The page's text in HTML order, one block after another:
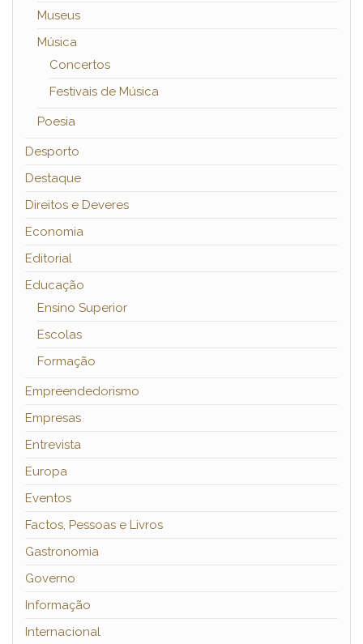
Museus
Música
Concertos
Festivais de Música
Poesia
Desporto
Destaque
Direitos e Deveres
Economia
Editorial
Educação
Ensino Superior
Escolas
Formação
Empreendedorismo
Empresas
Entrevista
Europa
Eventos
Factos, Pessoas e Livros
Gastronomia
Governo
Informação
Internacional